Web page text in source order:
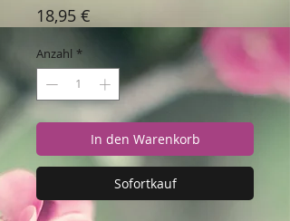
18,95 €
Anzahl *
In den Warenkorb
Sofortkauf